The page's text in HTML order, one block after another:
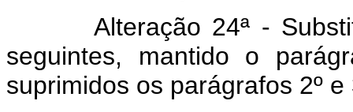
Alteração 24ª -
seguintes, mantido o
suprimidos os parágrafos 2º e